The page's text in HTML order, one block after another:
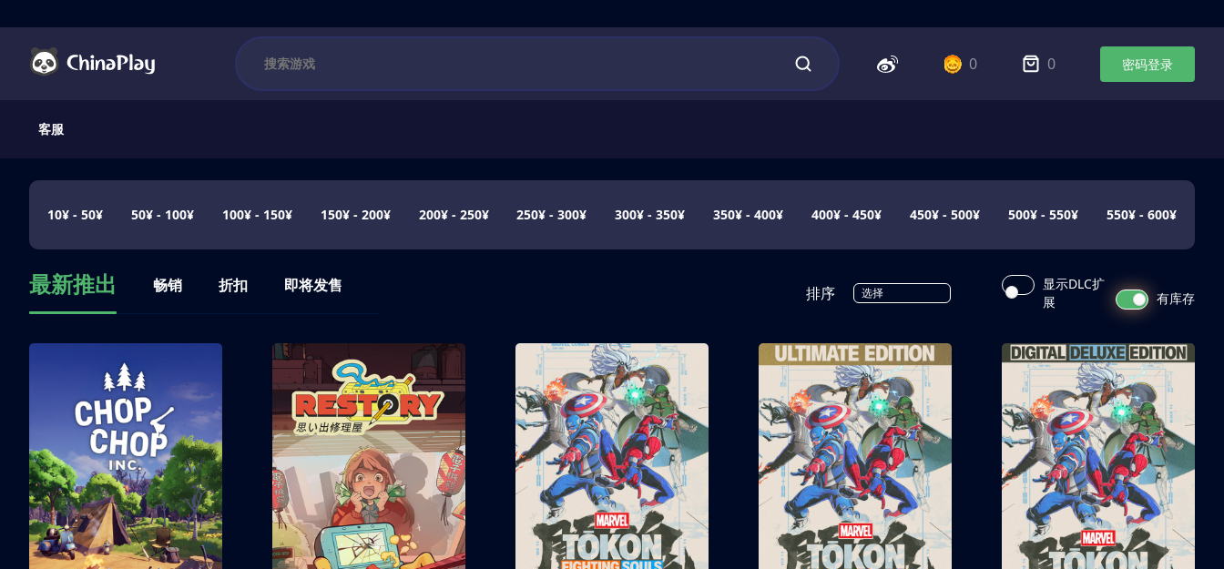
0 0 密码登录
客服
10¥ - 50¥ 50¥ - 100¥ 100¥ - 150¥ 150¥ - 200¥ 200¥ - 250¥ 250¥ - 300¥ 300¥ - 350¥ 350¥ - 400¥ 400¥ - 450¥ 450¥ - 500¥ 500¥ - 550¥ 550¥ - 600¥
最新推出 畅销 折扣 即将发售 排序 选择
显示DLC扩
展
有库存